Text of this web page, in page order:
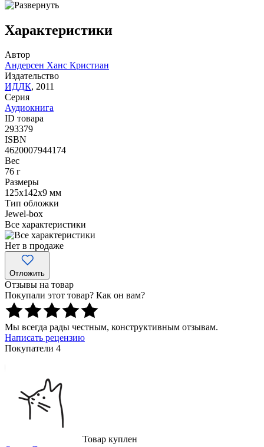
Характеристики
Автор
Андерсен Ханс Кристиан
Издательство
ИДДК, 2011
Серия
Аудиокнига
ID товара
293379
ISBN
4620007944174
Вес
76 г
Размеры
125x142x9 мм
Тип обложки
Jewel-box
Все характеристики
Нет в продаже
Отложить
Отзывы на товар
Покупали этот товар? Как он вам?
Мы всегда рады честным, конструктивным отзывам.
Написать рецензию
Покупатели 4
Товар куплен